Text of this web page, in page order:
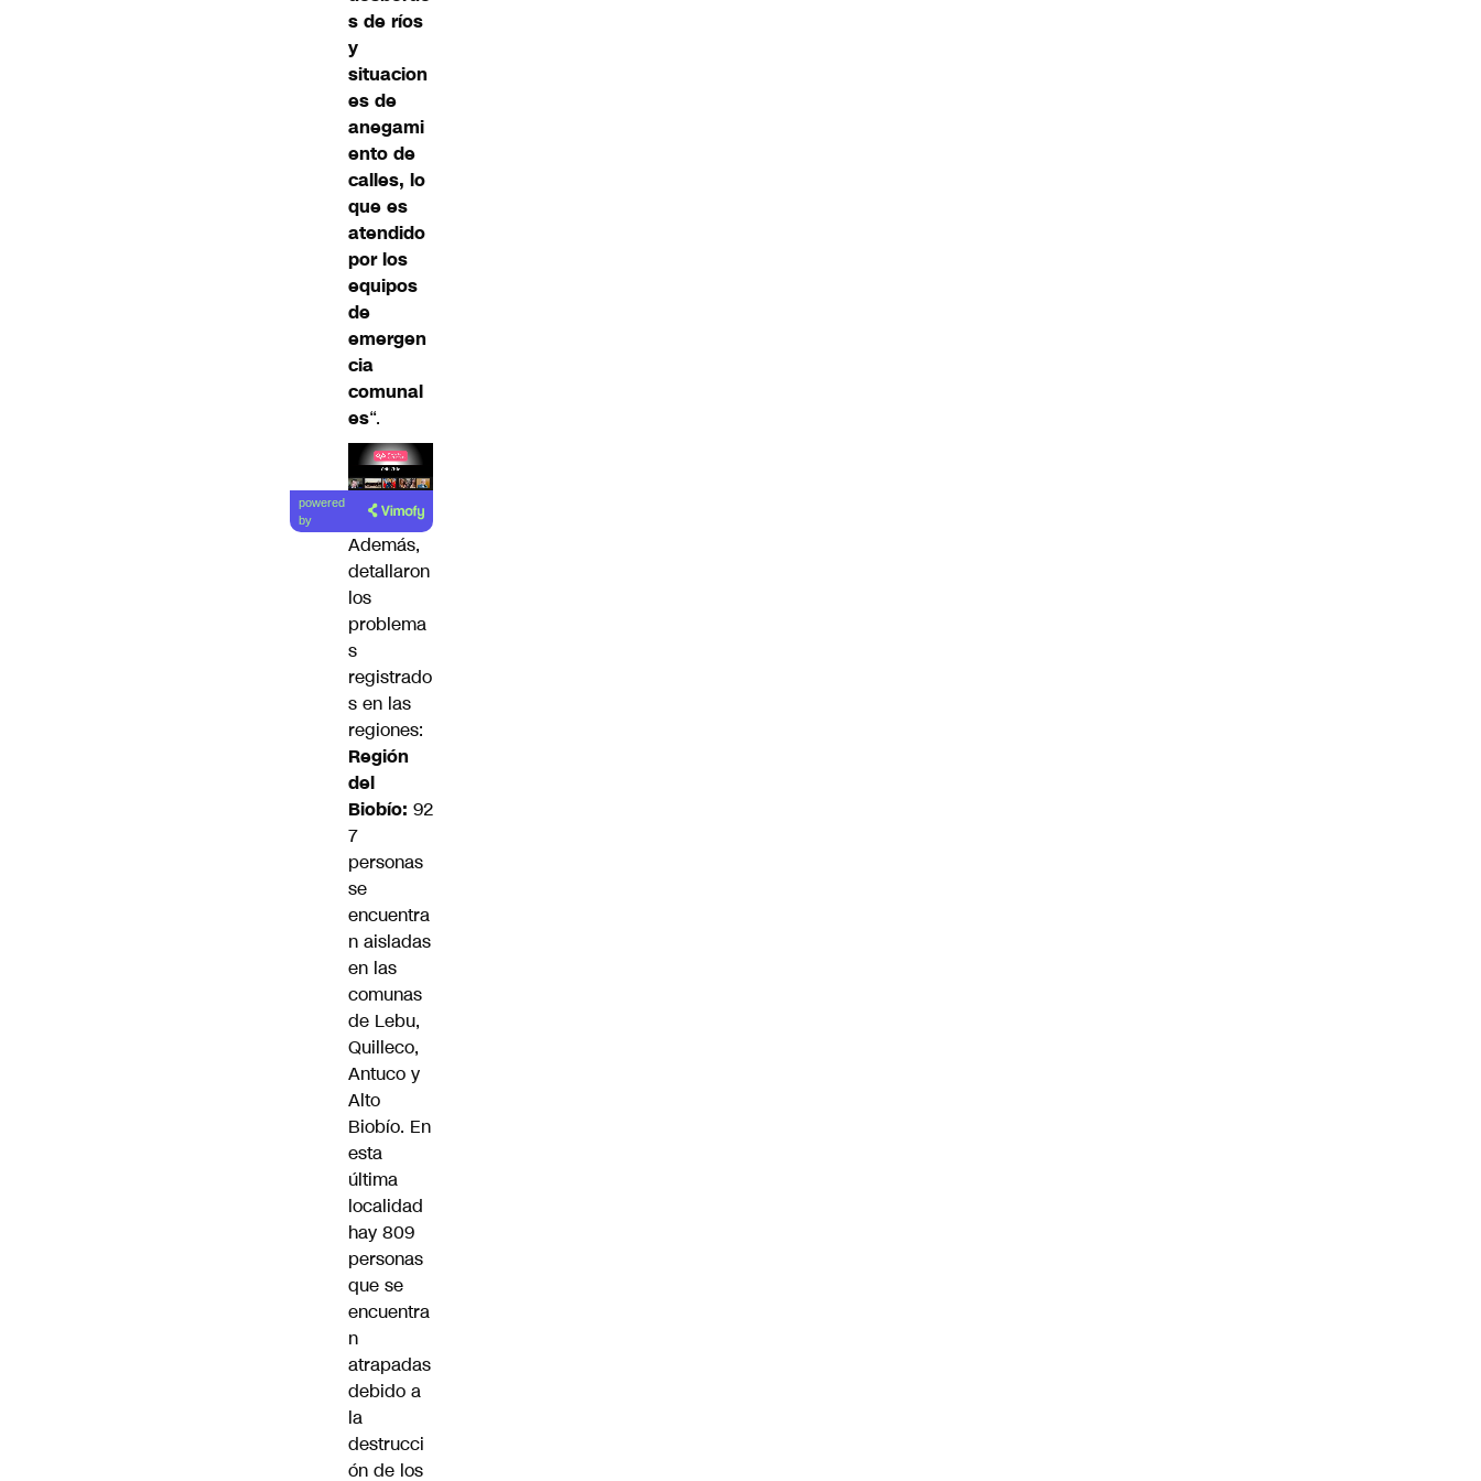
s de ríos
y
situacion
es de
anegami
ento de
calles, lo
que es
atendido
por los
equipos
de
emergen
cia
comunal
es“.
Lea el
artículo
powered
by
Además,
detallaron
los
problema
s
registrado
s en las
regiones:
Región
del
Biobío: 92
7
personas
se
encuentra
n aisladas
en las
comunas
de Lebu,
Quilleco,
Antuco y
Alto
Biobío. En
esta
última
localidad
hay 809
personas
que se
encuentra
n
atrapadas
debido a
la
destrucci
ón de los